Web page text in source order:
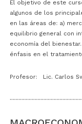
El objetivo de este
algunos de los
en las áreas de: a)
equilibrio general con
economía del
énfasis en el
Profesor: Lic. Carlos